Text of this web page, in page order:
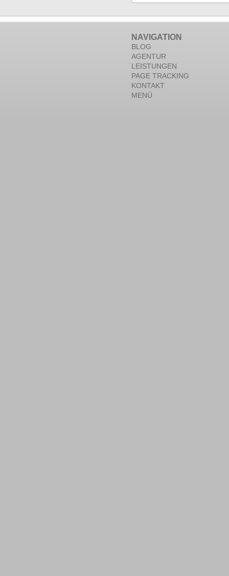
NAVIGATION
BLOG
AGENTUR
LEISTUNGEN
PAGE TRACKING
KONTAKT
MENÜ